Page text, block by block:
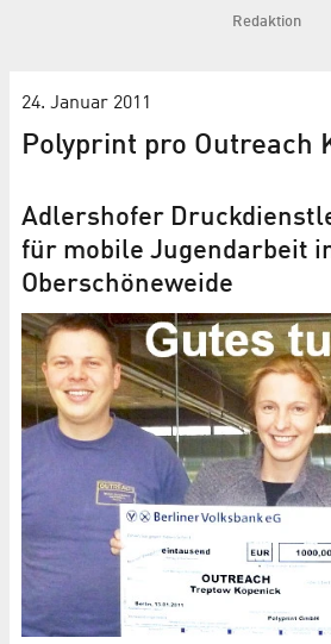
Redaktion
24. Januar 2011
Polyprint pro Outreach
Adlershofer
für mobile Jugendarbeit
Oberschöneweide